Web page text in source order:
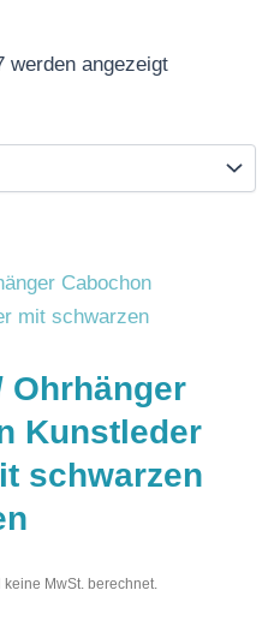
werden angezeigt
Ohrhänger
Kunstleder
schwarzen
MwSt. berechnet.